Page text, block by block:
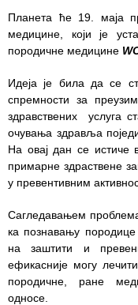
Планета ће 19. маја
медицине, који је
породичне медицине
Идеја је била да се
спремности за
здравствених услуга
очувања здравља
На овај дан се истиче
примарне здраствене
у превентивним
Сагледавањем
ка познавању
на заштити и
ефикасније могу
породичне, ране
односе.
медицинску
дијагностику
Служба
социјалне
медицине са
информатиком
Служба за
економско-
финансијске,
техничке и
друге сличне
послове